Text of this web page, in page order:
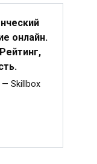
онлайн.
— Skillbox